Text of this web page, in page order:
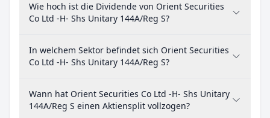
Wie hoch ist die Dividende von Orient Securities
Co Ltd -H- Shs Unitary 144A/Reg S?
In welchem Sektor befindet sich Orient Securities
Co Ltd -H- Shs Unitary 144A/Reg S?
Wann hat Orient Securities Co Ltd -H- Shs Unitary
144A/Reg S einen Aktiensplit vollzogen?